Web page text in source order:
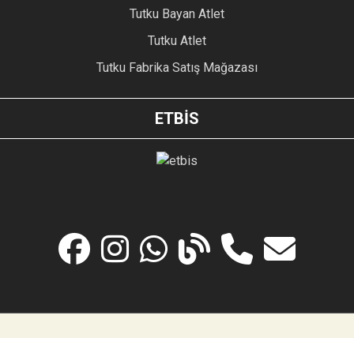
Tutku Bayan Atlet
Tutku Atlet
Tutku Fabrika Satış Mağazası
ETBİS